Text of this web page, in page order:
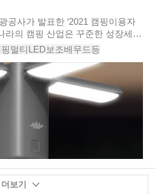
공사가 발표한 ‘2021 캠핑이용자
라의 캠핑 산업은 꾸준한 성장세를
갈수록 많아지는 것으로 나타나
아진 캠핑..
멀티LED보조배무드등
터리무드등 #캠핑용배터리
리추천 #대용량배터리충전
더보기